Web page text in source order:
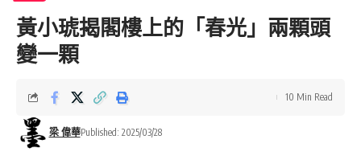
黃小琥揭閣樓上的「春光」兩顆頭
變一顆
梁 偉華Published: 2025/03/28
10 Min Read